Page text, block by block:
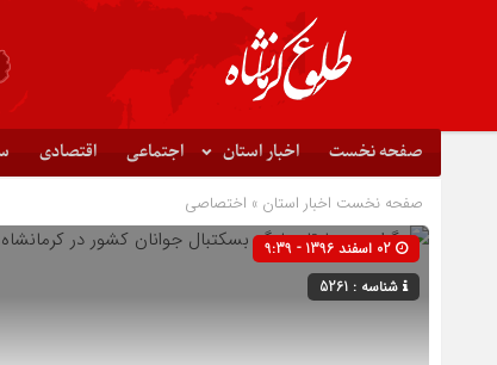
صفحه نخست اخبار استان اجتماعی اقتصادی
صفحه نخست اخبار استان » اختصاصی
شناسه : 5261